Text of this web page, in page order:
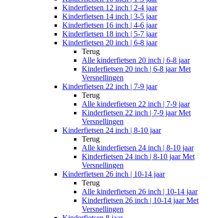
Kinderfietsen 12 inch | 2-4 jaar
Kinderfietsen 14 inch | 3-5 jaar
Kinderfietsen 16 inch | 4-6 jaar
Kinderfietsen 18 inch | 5-7 jaar
Kinderfietsen 20 inch | 6-8 jaar
Terug
Alle kinderfietsen 20 inch | 6-8 jaar
Kinderfietsen 20 inch | 6-8 jaar Met
Versnellingen
Kinderfietsen 22 inch | 7-9 jaar
Terug
Alle kinderfietsen 22 inch | 7-9 jaar
Kinderfietsen 22 inch | 7-9 jaar Met
Versnellingen
Kinderfietsen 24 inch | 8-10 jaar
Terug
Alle kinderfietsen 24 inch | 8-10 jaar
Kinderfietsen 24 inch | 8-10 jaar Met
Versnellingen
Kinderfietsen 26 inch | 10-14 jaar
Terug
Alle kinderfietsen 26 inch | 10-14 jaar
Kinderfietsen 26 inch | 10-14 jaar Met
Versnellingen